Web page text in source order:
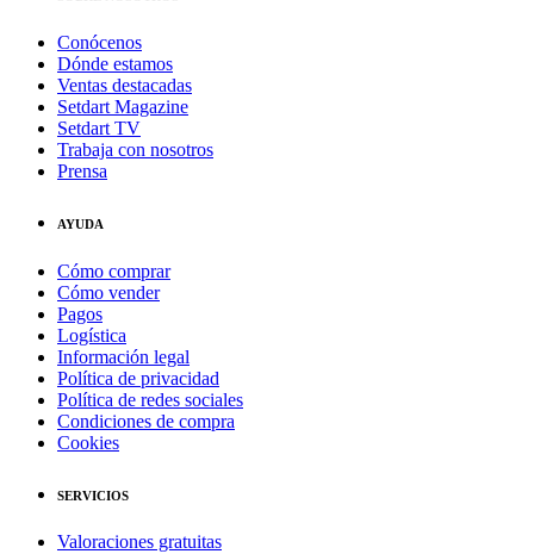
Conócenos
Dónde estamos
Ventas destacadas
Setdart Magazine
Setdart TV
Trabaja con nosotros
Prensa
AYUDA
Cómo comprar
Cómo vender
Pagos
Logística
Información legal
Política de privacidad
Política de redes sociales
Condiciones de compra
Cookies
SERVICIOS
Valoraciones gratuitas